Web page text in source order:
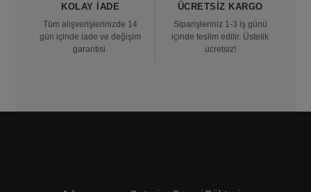
KOLAY İADE
Tüm alışverişlerinizde 14
gün içinde iade ve değişim
garantisi.
ÜCRETSIZ KARGO
Siparişleriniz 1-3 iş günü
içinde teslim edilir. Üstelik
ücretsiz!